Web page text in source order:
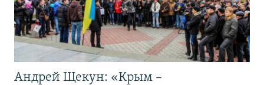
Андрей Щекун: «Крым –